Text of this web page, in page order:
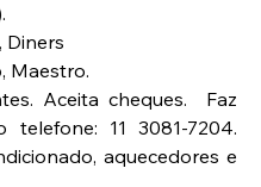
Diners
Maestro.
Aceita cheques.  Faz
11 3081-7204.
aquecedores e